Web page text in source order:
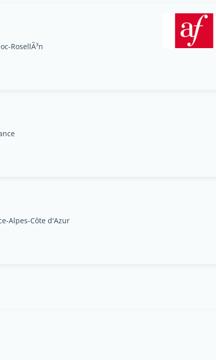
RosellÃ³n
Alpes-Côte d'Azur